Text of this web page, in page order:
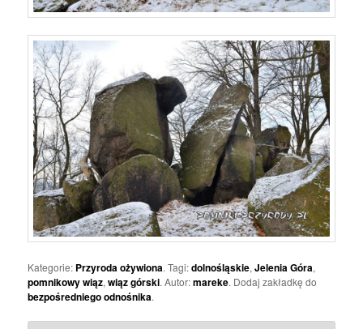
Kategorie: Przyroda ożywiona. Tagi:dolnośląskie,Jelenia Góra,
pomnikowy wiąz,wiąz górski. Autor:mareke. Dodaj zakładkę do
bezpośredniego odnośnika.